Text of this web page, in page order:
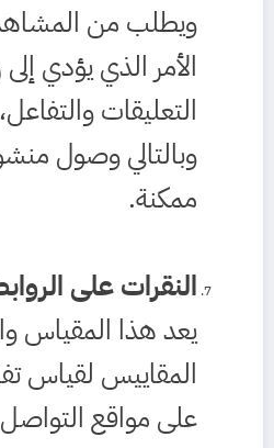
ويطلب من
الأمر الذي يؤدي
التعليقات والتفاعل،
وبالتالي وصول
ممكنة.
النقرات على
يعد هذا المقياس
المقاييس لقياس
على مواقع